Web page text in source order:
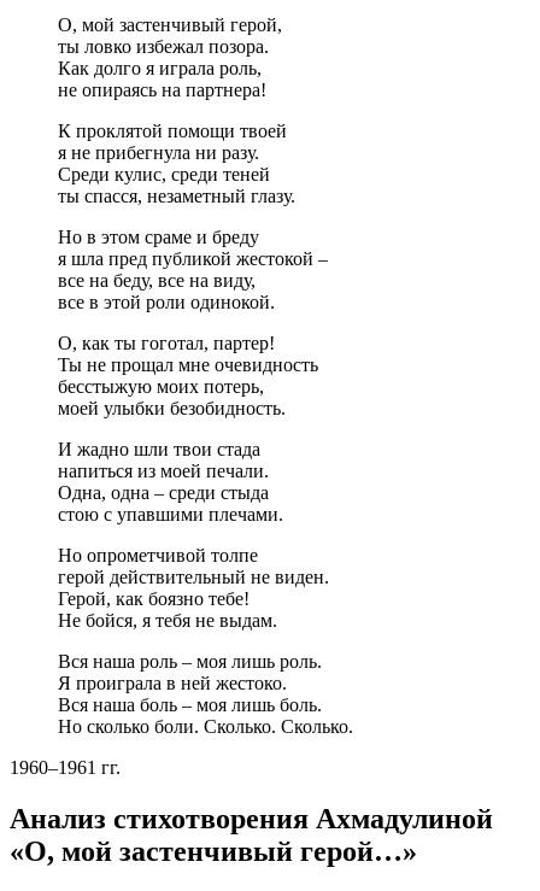
О, мой застенчивый герой,
ты ловко избежал позора.
Как долго я играла роль,
не опираясь на партнера!
К проклятой помощи твоей
я не прибегнула ни разу.
Среди кулис, среди теней
ты спасся, незаметный глазу.
Но в этом сраме и бреду
я шла пред публикой жестокой –
все на беду, все на виду,
все в этой роли одинокой.
О, как ты гоготал, партер!
Ты не прощал мне очевидность
бесстыжую моих потерь,
моей улыбки безобидность.
И жадно шли твои стада
напиться из моей печали.
Одна, одна – среди стыда
стою с упавшими плечами.
Но опрометчивой толпе
герой действительный не виден.
Герой, как боязно тебе!
Не бойся, я тебя не выдам.
Вся наша роль – моя лишь роль.
Я проиграла в ней жестоко.
Вся наша боль – моя лишь боль.
Но сколько боли. Сколько. Сколько.
1960–1961 гг.
Анализ стихотворения Ахмадулиной
«О, мой застенчивый герой…»